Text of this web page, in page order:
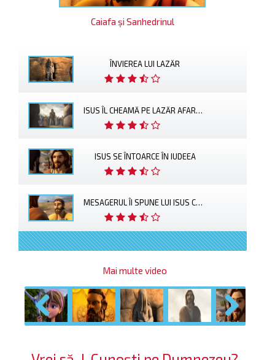
Caiafa şi Sanhedrinul
ÎNVIEREA LUI LAZĂR
ISUS ÎL CHEAMĂ PE LAZĂR AFARĂ DIN MORMÂNT
ISUS SE ÎNTOARCE ÎN IUDEEA
MESAGERUL ÎI SPUNE LUI ISUS CĂ LAZĂR ESTE BOLNAV
Mai multe video
Previous Next